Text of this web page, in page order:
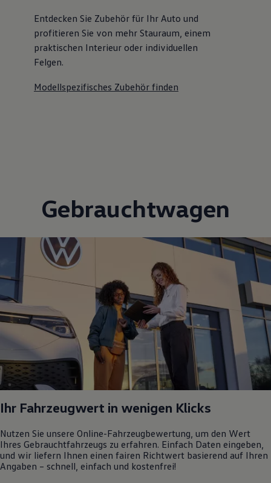
Entdecken Sie Zubehör für Ihr Auto und
profitieren Sie von mehr Stauraum, einem
praktischen Interieur oder individuellen
Felgen.
Modellspezifisches Zubehör finden
Gebrauchtwagen
Ihr Fahrzeugwert in wenigen Klicks
Nutzen Sie unsere Online-Fahrzeugbewertung, um den Wert
Ihres Gebrauchtfahrzeugs zu erfahren. Einfach Daten eingeben,
und wir liefern Ihnen einen fairen Richtwert basierend auf Ihren
Angaben – schnell, einfach und kostenfrei!